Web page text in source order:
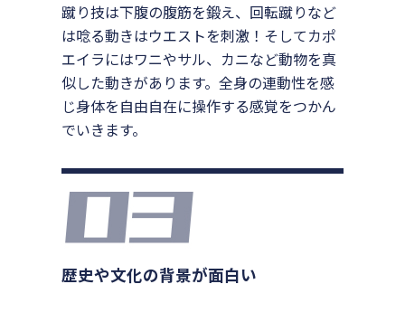
蹴り技は下腹の腹筋を鍛え、回転蹴りなど
は唸る動きはウエストを刺激！そしてカポ
エイラにはワニやサル、カニなど動物を真
似した動きがあります。全身の連動性を感
じ身体を自由自在に操作する感覚をつかん
でいきます。
歴史や文化の背景が面白い